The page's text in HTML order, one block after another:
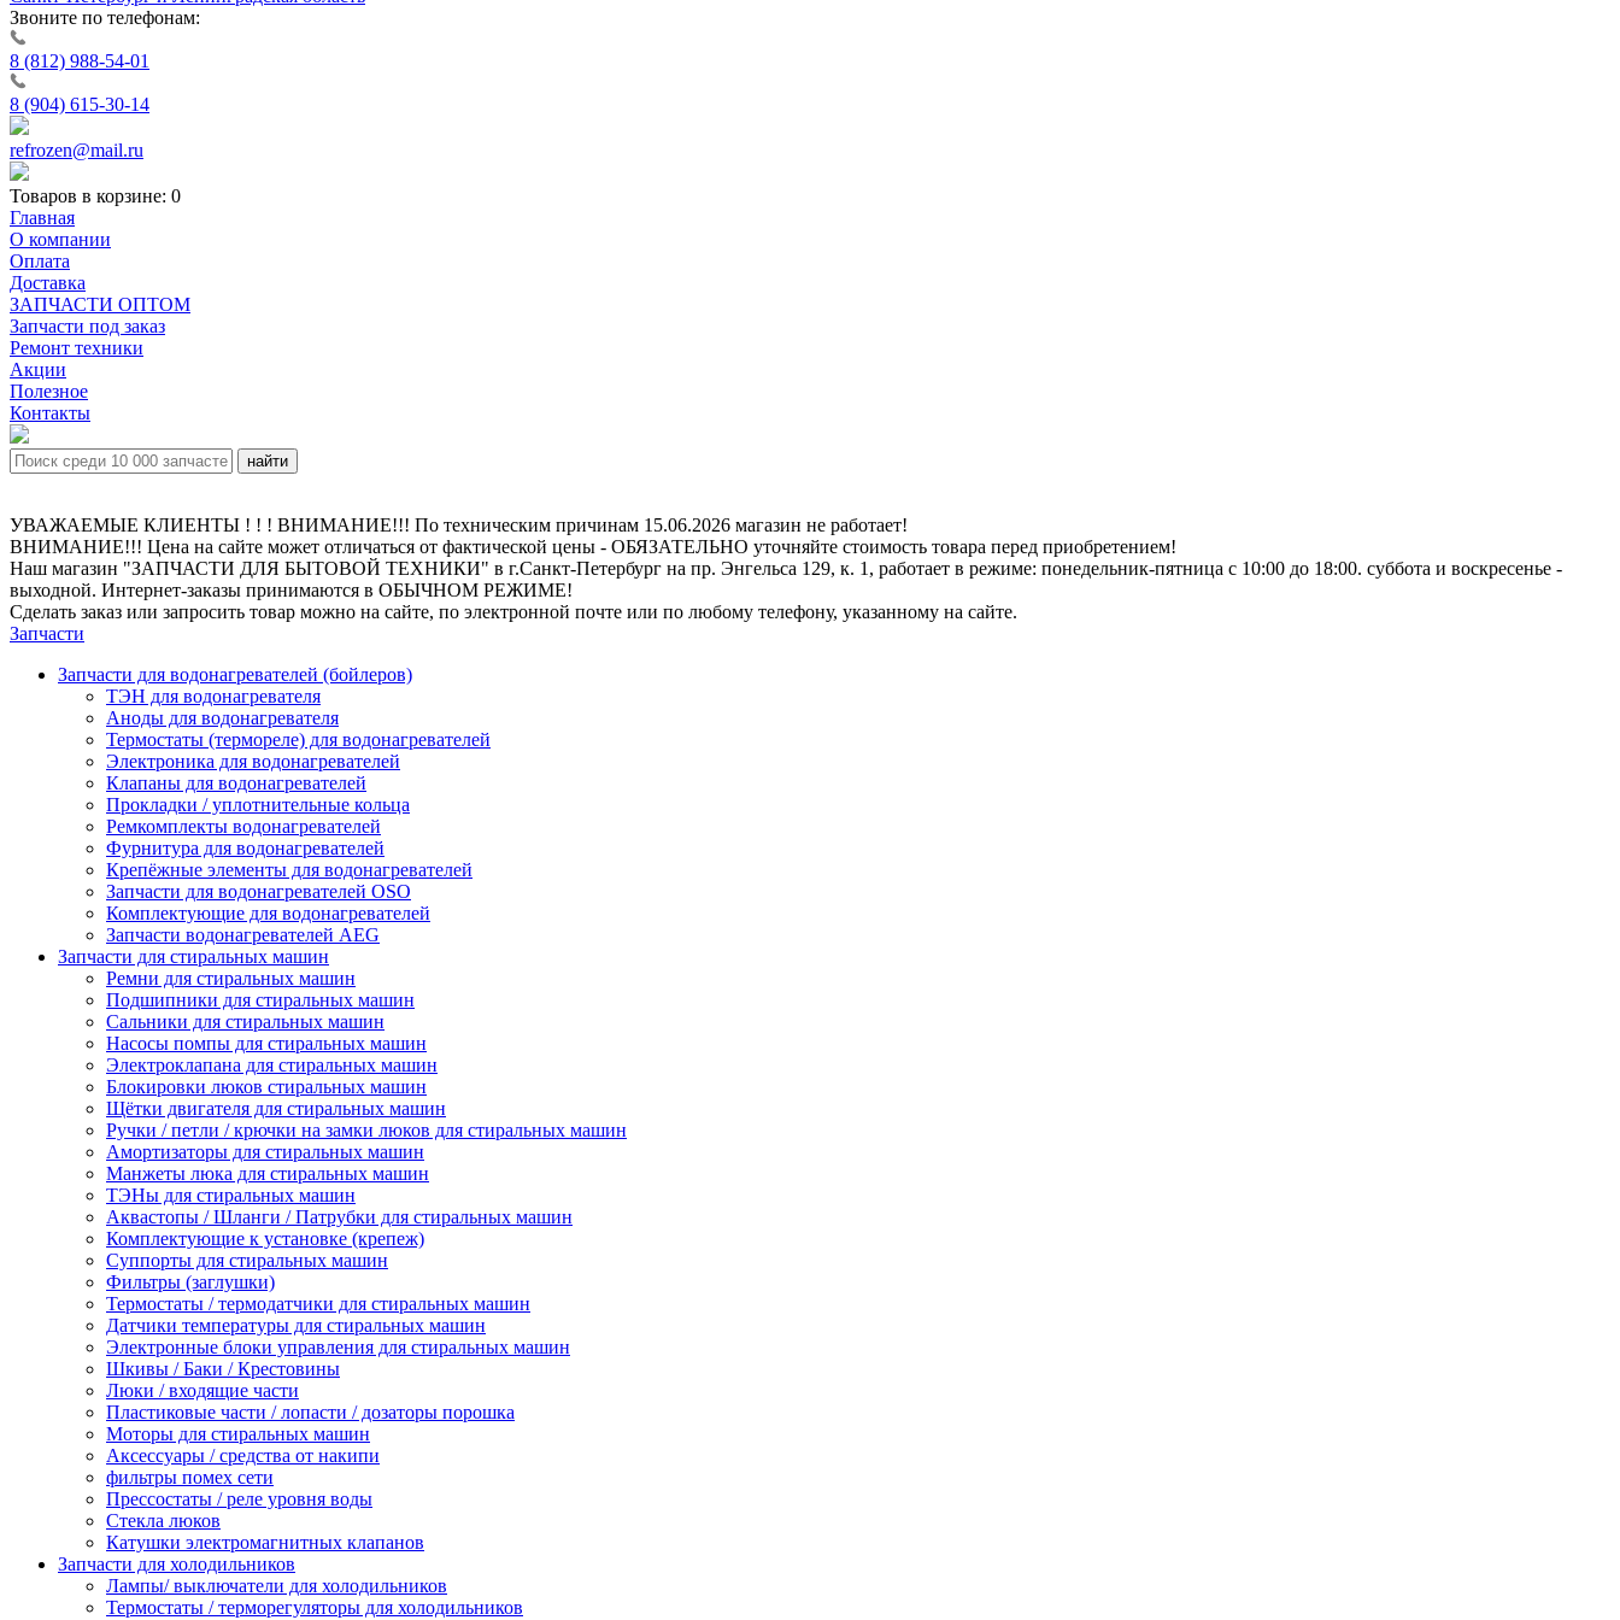
Звоните по телефонам:
8 (812) 988-54-01
8 (904) 615-30-14
refrozen@mail.ru
Товаров в корзине: 0
Главная
О компании
Оплата
Доставка
ЗАПЧАСТИ ОПТОМ
Запчасти под заказ
Ремонт техники
Акции
Полезное
Контакты
УВАЖАЕМЫЕ КЛИЕНТЫ ! ! ! ВНИМАНИЕ!!! По техническим причинам 15.06.2026 магазин не работает!
ВНИМАНИЕ!!! Цена на сайте может отличаться от фактической цены - ОБЯЗАТЕЛЬНО уточняйте стоимость товара перед приобретением!
Наш магазин "ЗАПЧАСТИ ДЛЯ БЫТОВОЙ ТЕХНИКИ" в г.Санкт-Петербург на пр. Энгельса 129, к. 1, работает в режиме: понедельник-пятница с 10:00 до 18:00. суббота и воскресенье -
выходной. Интернет-заказы принимаются в ОБЫЧНОМ РЕЖИМЕ!
Сделать заказ или запросить товар можно на сайте, по электронной почте или по любому телефону, указанному на сайте.
Запчасти
Запчасти для водонагревателей (бойлеров)
ТЭН для водонагревателя
Аноды для водонагревателя
Термостаты (термореле) для водонагревателей
Электроника для водонагревателей
Клапаны для водонагревателей
Прокладки / уплотнительные кольца
Ремкомплекты водонагревателей
Фурнитура для водонагревателей
Крепёжные элементы для водонагревателей
Запчасти для водонагревателей OSO
Комплектующие для водонагревателей
Запчасти водонагревателей AEG
Запчасти для стиральных машин
Ремни для стиральных машин
Подшипники для стиральных машин
Сальники для стиральных машин
Насосы помпы для стиральных машин
Электроклапана для стиральных машин
Блокировки люков стиральных машин
Щётки двигателя для стиральных машин
Ручки / петли / крючки на замки люков для стиральных машин
Амортизаторы для стиральных машин
Манжеты люка для стиральных машин
ТЭНы для стиральных машин
Аквастопы / Шланги / Патрубки для стиральных машин
Комплектующие к установке (крепеж)
Суппорты для стиральных машин
Фильтры (заглушки)
Термостаты / термодатчики для стиральных машин
Датчики температуры для стиральных машин
Электронные блоки управления для стиральных машин
Шкивы / Баки / Крестовины
Люки / входящие части
Пластиковые части / лопасти / дозаторы порошка
Моторы для стиральных машин
Аксессуары / средства от накипи
фильтры помех сети
Прессостаты / реле уровня воды
Стекла люков
Катушки электромагнитных клапанов
Запчасти для холодильников
Лампы/ выключатели для холодильников
Термостаты / терморегуляторы для холодильников